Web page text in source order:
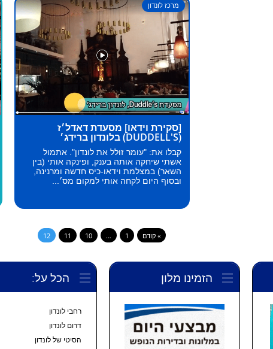
מרכז לונדון
[סקירת וידאו] מסעדת דאדל׳ז
(DUDDELL'S) בלונדון ברידג׳
קבלו את: "עומר זולל את לונדון". אתמול
אשתי שיחקה אותה בענק, ופינקה אותי (בין
השאר) במצלמת וידאו-כיס חדשה ומרנינה,
ובסוף היום לקחה אותי למקום מס׳...
» קודם 1
…
10
11
12
הזמינו מלון הכל על:
רחבי לונדון
דרום לונדון
הסיטי של לונדון